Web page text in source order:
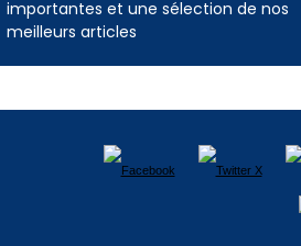
Inscrivez-vous à la newsletter de CNI et
recevez par email les infos les plus
importantes et une sélection de nos